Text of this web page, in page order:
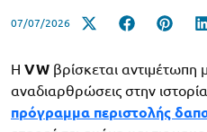
07/07/2026
Η VW βρίσκεται αντιμέτωπη
αναδιαρθρώσεις στην
πρόγραμμα περιστολής